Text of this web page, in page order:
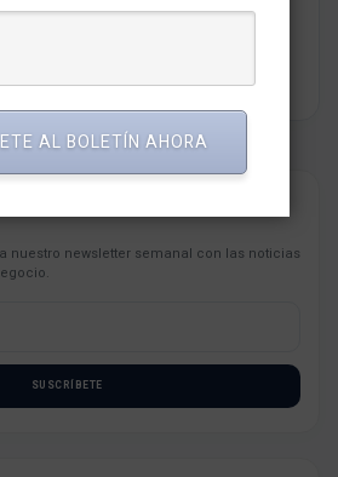
liderazgo, tecnología y negocios
nuestro newsletter semanal con las noticias
SUSCRÍBETE
AL BOLETÍN AHORA